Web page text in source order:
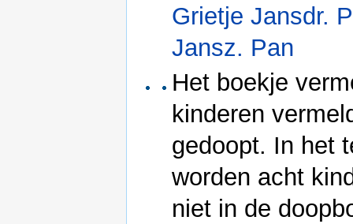
Grietje Jansdr.
Jansz. Pan
Het boekje
kinderen
gedoopt. In het
worden acht
niet in de